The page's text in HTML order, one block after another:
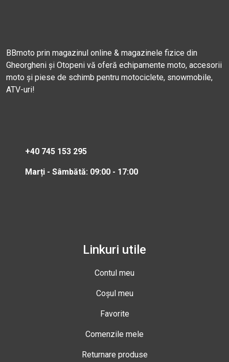
BBmoto prin magazinul online & magazinele fizice din
Gheorgheni și Otopeni vă oferă echipamente moto, accesorii
moto și piese de schimb pentru motociclete, snowmobile,
ATV-uri!
+40 745 153 295
Marți - Sâmbătă: 09:00 - 17:00
Linkuri utile
Contul meu
Coșul meu
Favorite
Comenzile mele
Returnare produse